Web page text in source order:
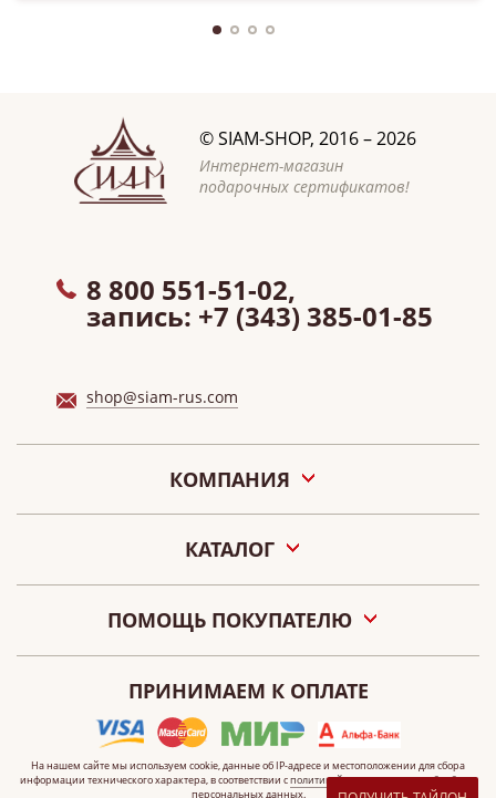
©SIAM-SHOP, 2016 – 2026
Интернет-магазин
подарочных сертификатов!
8 800 551-51-02,
запись: +7 (343) 385-01-85
shop@siam-rus.com
КОМПАНИЯ
О нас
Акции
Новости
Наши салоны
КАТАЛОГ
Подарочные сертификаты «СИАМ»
ПОМОЩЬ ПОКУПАТЕЛЮ
Оплата
Как сделать заказ
Публичная оферта
Что такое электронный сертификат?
ПРИНИМАЕМ К ОПЛАТЕ
На нашем сайте мы используем cookie, данныеоб IP-адресеи местоположении для сбора
информации технического характера, в соответствии сполитикойорганизации по обработке
персональных данных.